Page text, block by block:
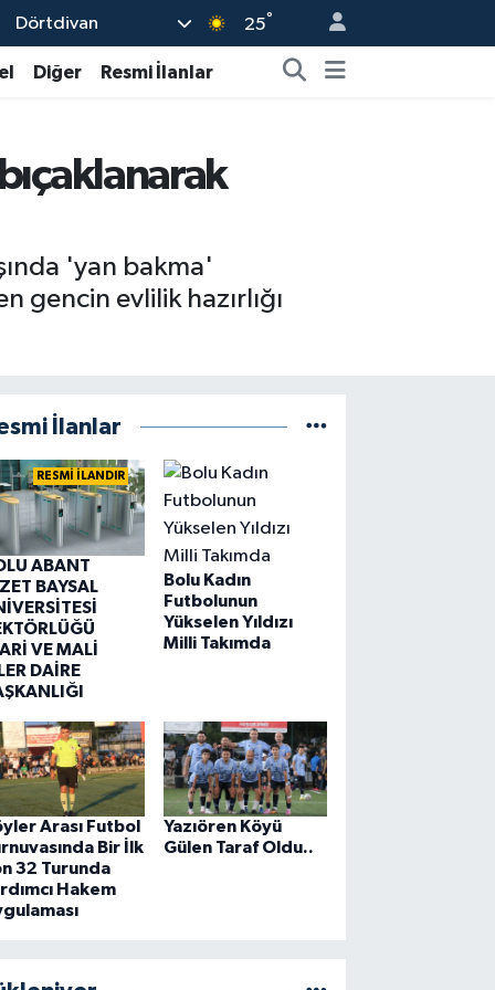
Dörtdivan 25°
Diğer Resmi İlanlar
'yan bakma'
gencin evlilik hazırlığı
İlanlar
RESMİ İLANDIR
ABANT
BAYSAL
VE MALİ
DAİRE
Bolu Kadın
Futbolunun
Yükselen Yıldızı
Milli Takımda
Arası Futbol
Bir İlk
32 Turunda
Hakem
Yazıören Köyü
Gülen Taraf Oldu..